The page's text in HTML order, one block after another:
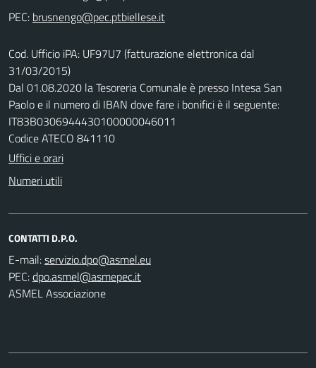
PEC:
Cod. Ufficio iPA: UF97U7 (fatturazione elettronica dal
31/03/2015)
Dal 01.08.2020 la Tesoreria Comunale è presso Intesa San
Paolo e il numero di IBAN dove fare i bonifici è il seguente:
IT83B0306944430100000046011
Codice ATECO 841110
Uffici e orari
Numeri utili
CONTATTI D.P.O.
E-mail:
PEC:
ASMEL Associazione